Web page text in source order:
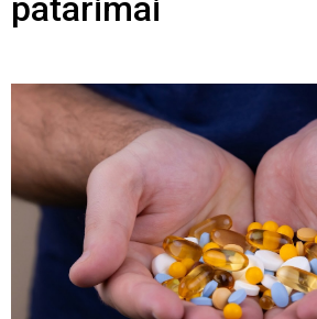
patarimai